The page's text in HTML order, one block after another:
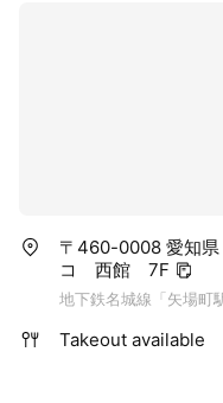
〒460-0008 愛知
コ 西館 7F
地下鉄名城線「矢場町
Takeout available